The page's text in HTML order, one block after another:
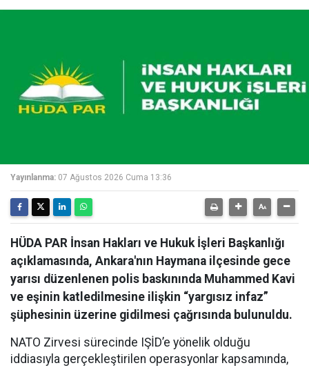
Yayınlanma: 07 Ağustos 2026 Cuma 13:36
HÜDA PAR İnsan Hakları ve Hukuk İşleri Başkanlığı
açıklamasında, Ankara'nın Haymana ilçesinde gece
yarısı düzenlenen polis baskınında Muhammed Kavi
ve eşinin katledilmesine ilişkin “yargısız infaz”
şüphesinin üzerine gidilmesi çağrısında bulunuldu.
NATO Zirvesi sürecinde IŞİD’e yönelik olduğu
iddiasıyla gerçekleştirilen operasyonlar kapsamında,